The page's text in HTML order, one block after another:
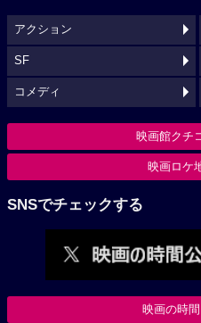
アクション
SF
コメディ
映画館クチ
映画ロケ
SNSでチェックする
映画の時